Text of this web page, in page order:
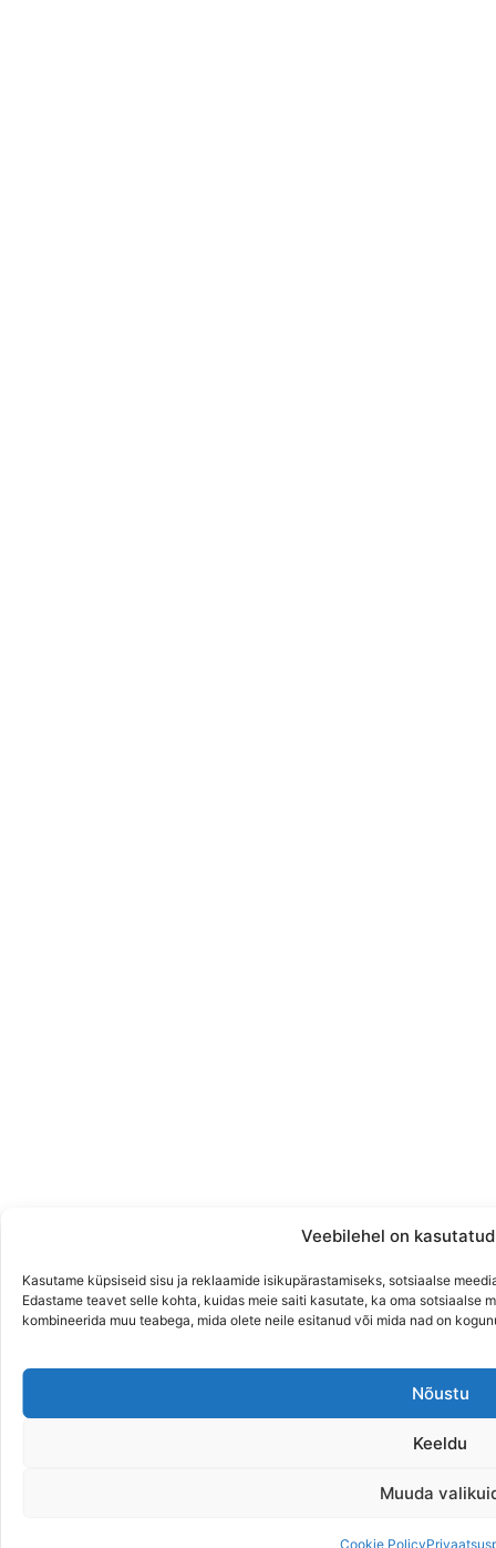
Veebilehel on
Kasutame küpsiseid sisu ja reklaamide isikupärastamiseks, sotsiaalse
Edastame teavet selle kohta, kuidas meie saiti kasutate, ka oma sotsiaalse
kombineerida muu teabega, mida olete neile esitanud või mida nad on
Nõustu
Keeldu
Muuda
Cookie Policy